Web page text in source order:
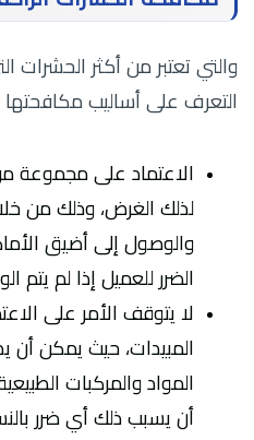
والتي تعتبر من أكثر الحشرات
التعرف على أساليب مكافحتها
الاعتماد على مجموعة
لذلك الغرض، وذلك من
والوصول إلى أضيق
الضرر للعميل إذا لم يتم
لا يتوقف الأمر على
المبيدات، حيث يمكن أن
المواد والمركبات
أن يسبب ذلك أي ضرر